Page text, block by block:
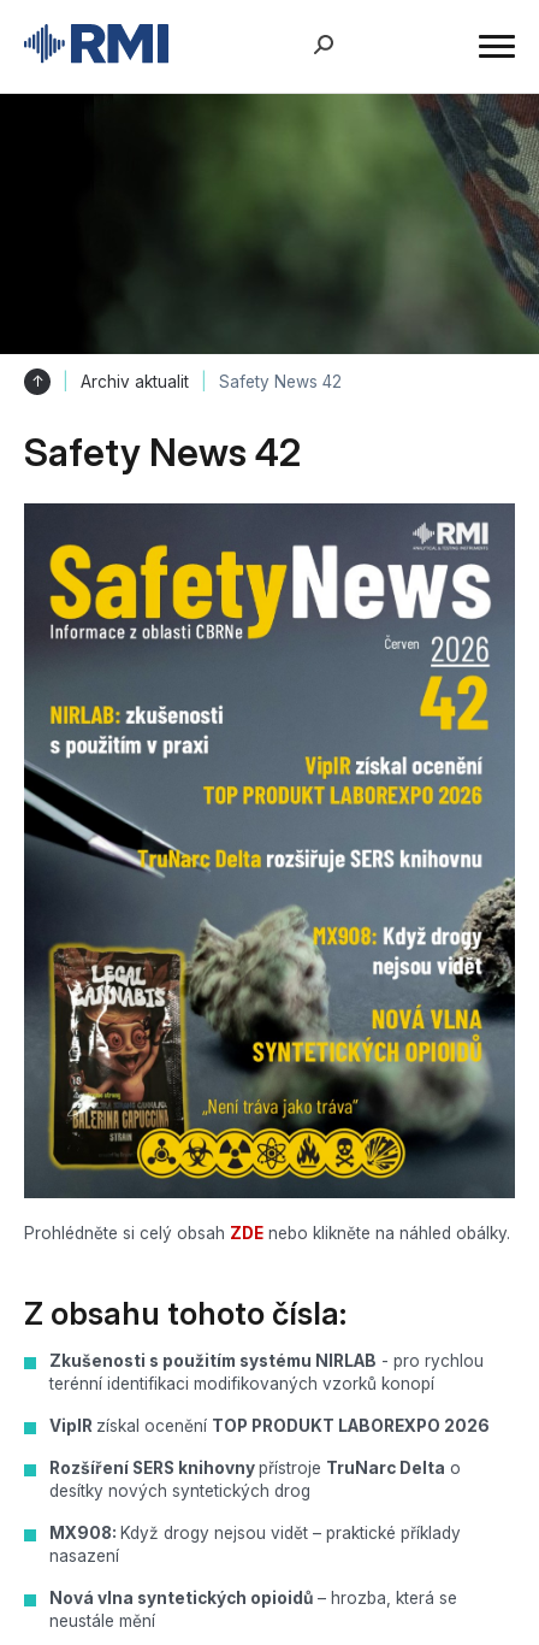
↑ Archiv aktualit Safety News 42
Safety News 42
Prohlédněte si celý obsah ZDE nebo klikněte na náhled obálky.
Z obsahu tohoto čísla:
Zkušenosti s použitím systému NIRLAB - pro rychlou
terénní identifikaci modifikovaných vzorků konopí
VipIR získal ocenění TOP PRODUKT LABOREXPO 2026
Rozšíření SERS knihovnypřístroje TruNarc Delta o
desítky nových syntetických drog
MX908: Když drogy nejsou vidět – praktické příklady
nasazení
Nová vlna syntetických opioidů – hrozba, která se
neustále mění